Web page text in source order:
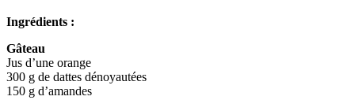
Ingrédients :
Gâteau
Jus d’une orange
300 g de dattes dénoyautées
150 g d’amandes